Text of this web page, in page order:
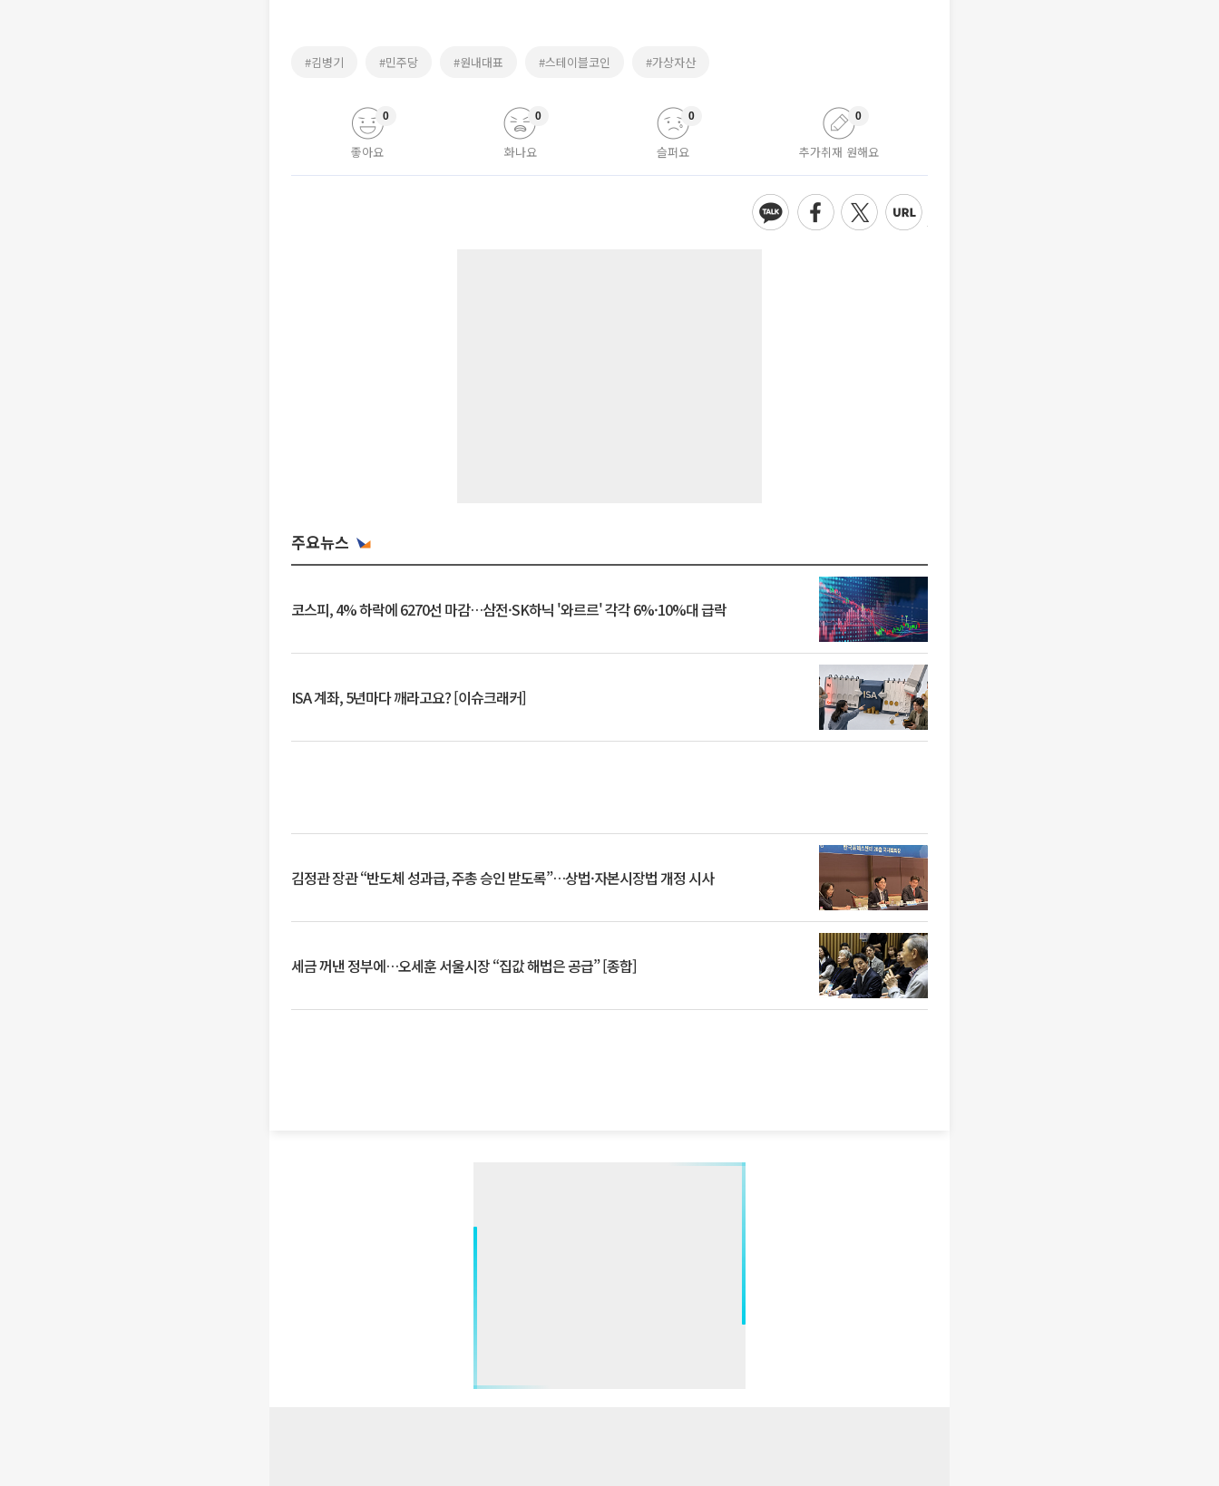
#김병기 #민주당 #원내대표 #스테이블코인 #가상자산
좋아요
0
화나요
0
슬퍼요
0
추가취재 원해요
0
주요뉴스
코스피, 4% 하락에 6270선 마감…삼전·SK하닉 '와르르' 각각 6%·10%대 급락
ISA 계좌, 5년마다 깨라고요? [이슈크래커]
김정관 장관 “반도체 성과급, 주총 승인 받도록”…상법·자본시장법 개정 시사
세금 꺼낸 정부에…오세훈 서울시장 “집값 해법은 공급” [종합]